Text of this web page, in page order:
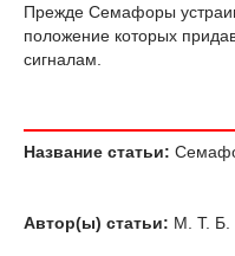
Прежде Семафоры
положение которых
сигналам.
Название статьи:
Автор(ы) статьи: М. Т. Б.